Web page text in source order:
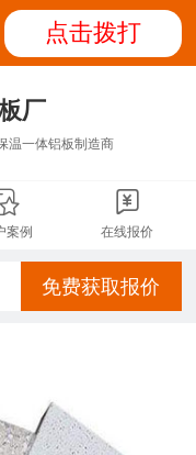
点击拨打
厂
温一体铝板制造商
案例

在线报价
免费获取报价